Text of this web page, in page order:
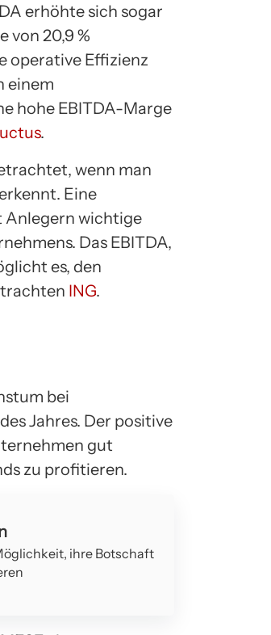
erhöhte sich sogar
von 20,9 %
operative Effizienz
einem
hohe EBITDA-Marge
.
wenn man
Eine
Anlegern wichtige
Das EBITDA,
es, den
ING.
bei
Jahres. Der positive
gut
zu profitieren.
ihre Botschaft